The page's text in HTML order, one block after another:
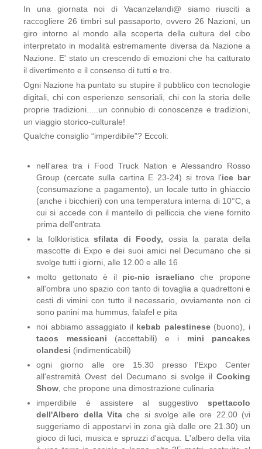
In una giornata noi di Vacanzelandi@ siamo riusciti a
raccogliere 26 timbri sul passaporto, ovvero 26 Nazioni, un
giro intorno al mondo alla scoperta della cultura del cibo
interpretato in modalità estremamente diversa da Nazione a
Nazione. E' stato un crescendo di emozioni che ha catturato
il divertimento e il consenso di tutti e tre.
Ogni Nazione ha puntato su stupire il pubblico con tecnologie
digitali, chi con esperienze sensoriali, chi con la storia delle
proprie tradizioni.....un connubio di conoscenze e tradizioni,
un viaggio storico-culturale!
Qualche consiglio “imperdibile”? Eccoli:
nell'area tra i Food Truck Nation e Alessandro Rosso
Group (cercate sulla cartina E 23-24) si trova l'ice bar
(consumazione a pagamento), un locale tutto in ghiaccio
(anche i bicchieri) con una temperatura interna di 10°C, a
cui si accede con il mantello di pelliccia che viene fornito
prima dell'entrata
la folkloristicasfilata di Foody, ossia la parata della
mascotte di Expo e dei suoi amici nel Decumano che si
svolge tutti i giorni, alle 12.00 e alle 16
molto gettonato è il pic-nic israeliano che propone
all'ombra uno spazio con tanto di tovaglia a quadrettoni e
cesti di vimini con tutto il necessario, ovviamente non ci
sono panini ma hummus, falafel e pita
noi abbiamo assaggiato il kebab palestinese(buono), i
tacos messicani (accettabili) e i mini pancakes
olandesi (indimenticabili)
ogni giorno alle ore 15.30 presso l'Expo Center
all'estremità Ovest del Decumano si svolge il Cooking
Show , che propone una dimostrazione culinaria
imperdibile è assistere al suggestivo spettacolo
dell'Albero della Vitache si svolge alle ore 22.00 (vi
suggeriamo di appostarvi in zona già dalle ore 21.30) un
gioco di luci, musica e spruzzi d'acqua. L'albero della vita